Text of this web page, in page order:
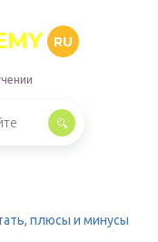
RU
плюсы и минусы